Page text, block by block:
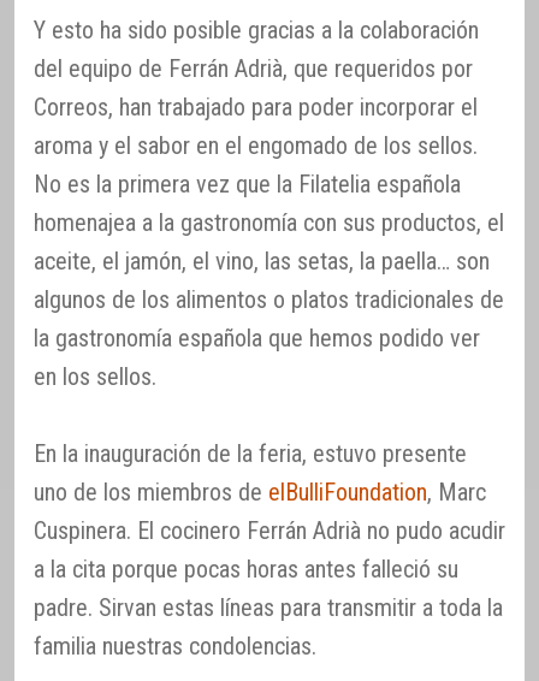
Y esto ha sido posible gracias a la colaboración
del equipo de Ferrán Adrià, que requeridos por
Correos, han trabajado para poder incorporar el
aroma y el sabor en el engomado de los sellos.
No es la primera vez que la Filatelia española
homenajea a la gastronomía con sus productos, el
aceite, el jamón, el vino, las setas, la paella… son
algunos de los alimentos o platos tradicionales de
la gastronomía española que hemos podido ver
en los sellos.
En la inauguración de la feria, estuvo presente
uno de los miembros de elBulliFoundation, Marc
Cuspinera. El cocinero Ferrán Adrià no pudo acudir
a la cita porque pocas horas antes falleció su
padre. Sirvan estas líneas para transmitir a toda la
familia nuestras condolencias.